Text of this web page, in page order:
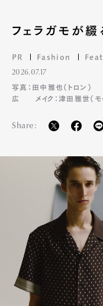
フェラガモが綴
PR Fashion
2026.07.17
写真：田中雅也（トロン）
広
メイク：津田雅世（モ
Share: